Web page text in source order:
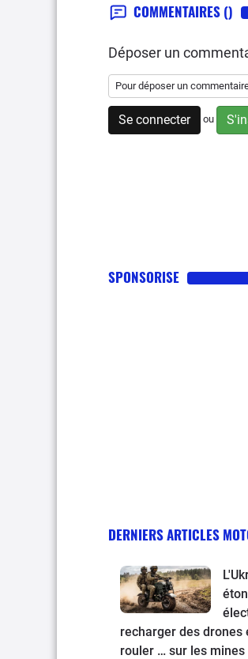
COMMENTAIRES ()
Déposer un
Pour déposer un
Se connecter ou
SPONSORISE
DERNIERS ARTICLES
recharger des drones
rouler … sur les mines